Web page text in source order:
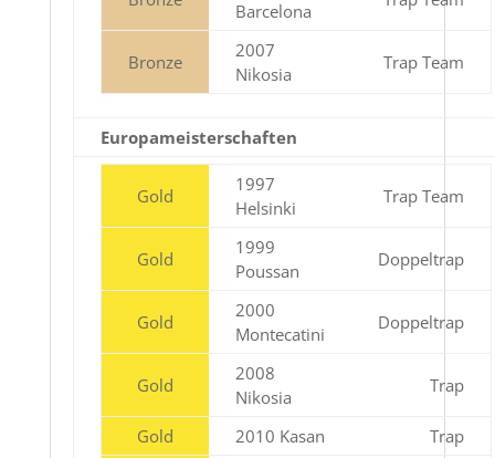
Barcelona
Bronze
2007
Nikosia
Trap Team
Europameisterschaften
Gold
1997
Helsinki
Trap Team
Gold
1999
Poussan
Doppeltrap
Gold
2000
Montecatini
Doppeltrap
Gold
2008
Nikosia
Trap
Gold 2010 Kasan
Trap